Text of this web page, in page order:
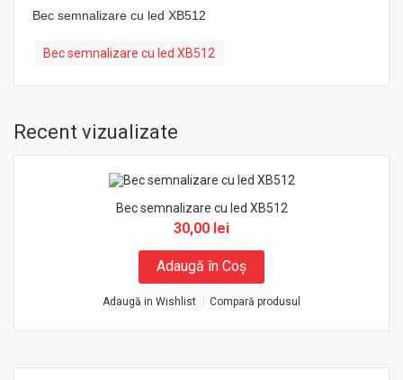
Bec semnalizare cu led XB512
Bec semnalizare cu led XB512
Recent vizualizate
Bec semnalizare cu led XB512
30,00 lei
Adaugă în Coş
Adaugă in Wishlist Compară produsul